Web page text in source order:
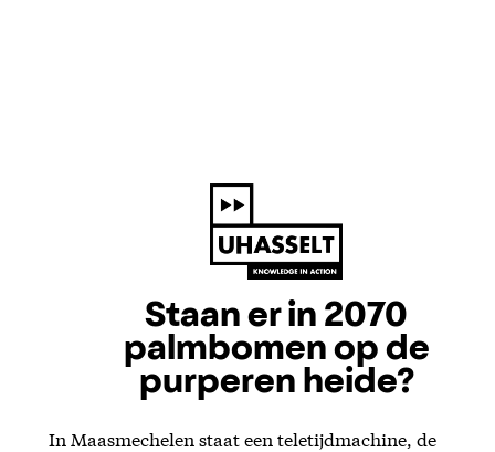
Staan er in 2070
palmbomen op de
purperen heide?
In Maasmechelen staat een teletijdmachine, de